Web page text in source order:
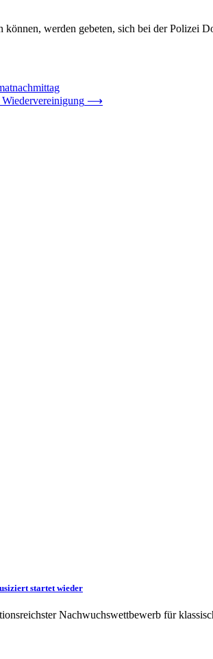
werden gebeten, sich bei der Polizei
⟶
startet wieder
Nachwuchswettbewerb für